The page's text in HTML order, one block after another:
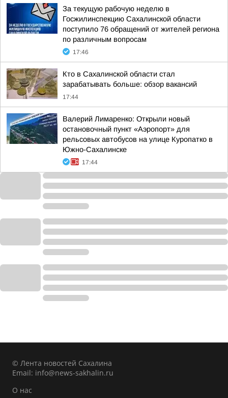
За текущую рабочую неделю в
Госжилинспекцию Сахалинской области
поступило 76 обращений от жителей региона
по различным вопросам
17:46
Кто в Сахалинской области стал
зарабатывать больше: обзор вакансий
17:44
Валерий Лимаренко: Открыли новый
остановочный пункт «Аэропорт» для
рельсовых автобусов на улице Куропатко в
Южно-Сахалинске
17:44
© Лента новостей Сахалина
Email: info@news-sakhalin.ru
О нас